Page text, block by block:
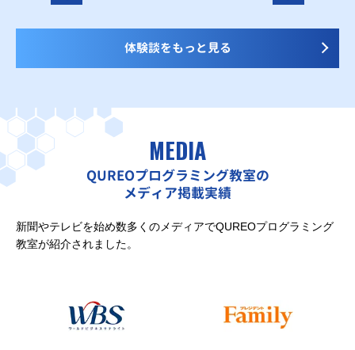
体験談をもっと見る
MEDIA
QUREOプログラミング教室の
メディア掲載実績
新聞やテレビを始め数多くのメディアでQUREOプログラミング
教室が紹介されました。